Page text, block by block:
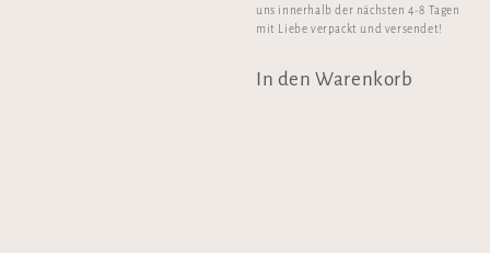
uns innerhalb der nächsten 4-8 Tagen
mit Liebe verpackt und versendet!
In den Warenkorb